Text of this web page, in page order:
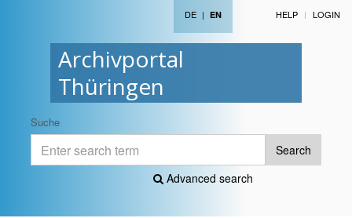
Archivportal
Thüringen
DE | EN HELP LOGIN
Suche
Search
Advanced search